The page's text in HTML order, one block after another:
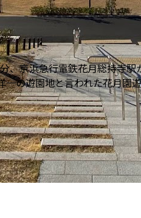
京浜急行電鉄花月総持寺
の遊園地と言われた花月